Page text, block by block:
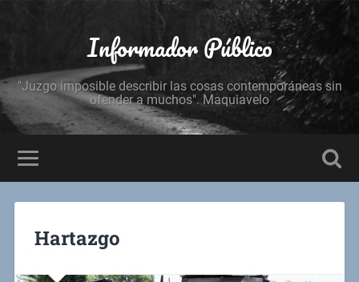
Informador Público
"Juzgo imposible describir las cosas contemporáneas sin
ofender a muchos". Maquiavelo
Hartazgo